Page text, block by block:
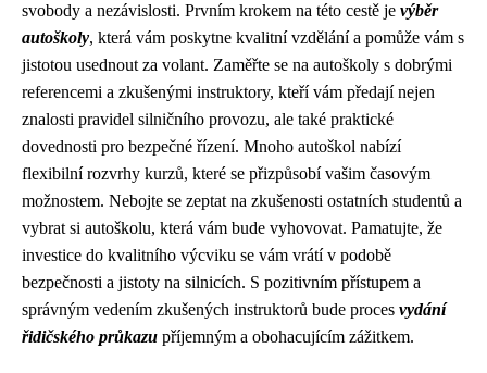
svobody a nezávislosti. Prvním krokem na této cestě je výběr
autoškoly, která vám poskytne kvalitní vzdělání a pomůže vám s
jistotou usednout za volant. Zaměřte se na autoškoly s dobrými
referencemi a zkušenými instruktory, kteří vám předají nejen
znalosti pravidel silničního provozu, ale také praktické
dovednosti pro bezpečné řízení. Mnoho autoškol nabízí
flexibilní rozvrhy kurzů, které se přizpůsobí vašim časovým
možnostem. Nebojte se zeptat na zkušenosti ostatních studentů a
vybrat si autoškolu, která vám bude vyhovovat. Pamatujte, že
investice do kvalitního výcviku se vám vrátí v podobě
bezpečnosti a jistoty na silnicích. S pozitivním přístupem a
správným vedením zkušených instruktorů bude proces vydání
řidičského průkazu příjemným a obohacujícím zážitkem.